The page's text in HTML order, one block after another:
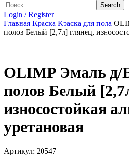
Search
Login / Register
Главная Краска Краска для пола
полов Белый [2,7л] глянец,
OLIMP Эмаль д/
полов Белый
износостойкая
уретановая
Артикул: 20547